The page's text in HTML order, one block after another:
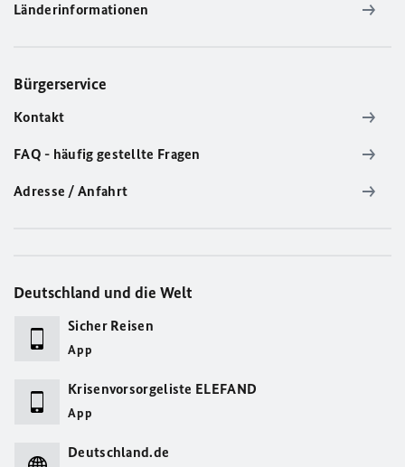
Länderinformationen
Bürgerservice
Kontakt
FAQ - häufig gestellte Fragen
Adresse / Anfahrt
Deutschland und die Welt
Sicher Reisen
App
Krisenvorsorgeliste ELEFAND
App
Deutschland.de